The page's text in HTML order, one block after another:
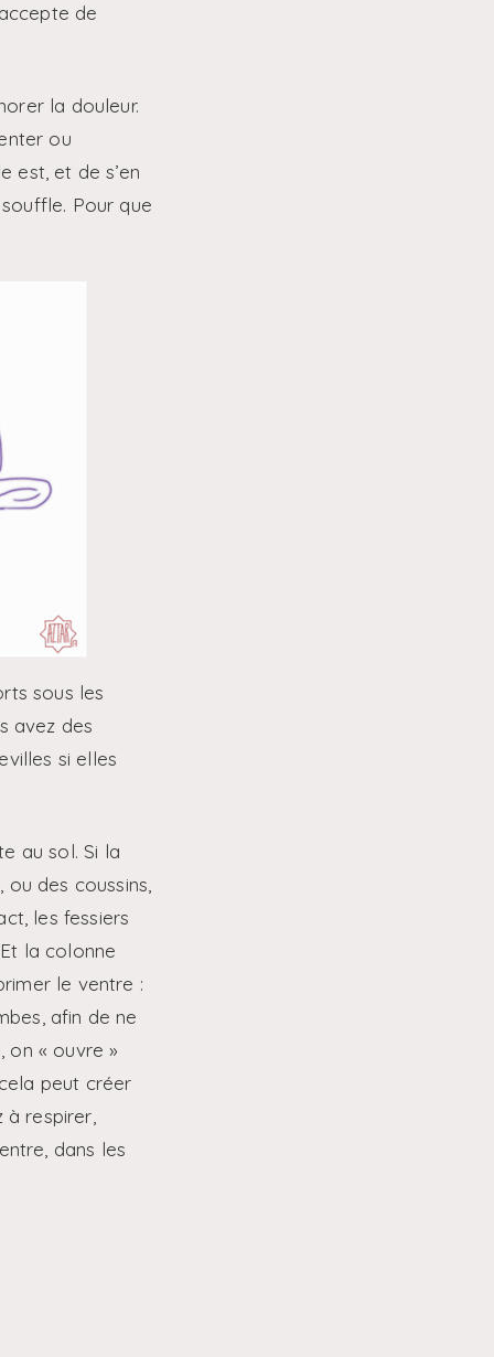
de
la douleur.
ou
est, et de s’en
Pour que
sous les
avez des
si elles
au sol. Si la
des coussins,
les fessiers
la colonne
le ventre :
afin de ne
on « ouvre »
peut créer
respirer,
dans les